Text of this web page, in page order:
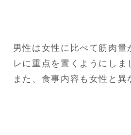
男性は女性に比べて筋肉量
レに重点を置くようにしま
また、食事内容も女性と異